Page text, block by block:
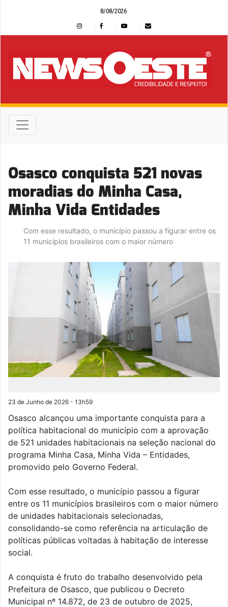
8/08/2026
Osasco conquista 521 novas
moradias do Minha Casa,
Minha Vida Entidades
Com esse resultado, o município passou a figurar entre os
11 municípios brasileiros com o maior número
23 de Junho de 2026 - 13h59
Osasco alcançou uma importante conquista para a
política habitacional do município com a aprovação
de 521 unidades habitacionais na seleção nacional do
programa Minha Casa, Minha Vida – Entidades,
promovido pelo Governo Federal.
Com esse resultado, o município passou a figurar
entre os 11 municípios brasileiros com o maior número
de unidades habitacionais selecionadas,
consolidando-se como referência na articulação de
políticas públicas voltadas à habitação de interesse
social.
A conquista é fruto do trabalho desenvolvido pela
Prefeitura de Osasco, que publicou o Decreto
Municipal nº 14.872, de 23 de outubro de 2025,